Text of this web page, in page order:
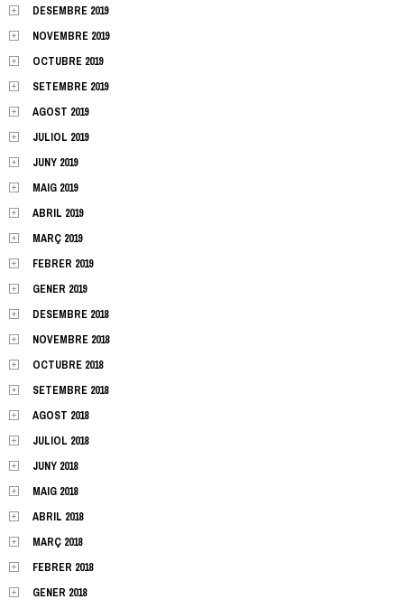
DESEMBRE 2019
NOVEMBRE 2019
OCTUBRE 2019
SETEMBRE 2019
AGOST 2019
JULIOL 2019
JUNY 2019
MAIG 2019
ABRIL 2019
MARÇ 2019
FEBRER 2019
GENER 2019
DESEMBRE 2018
NOVEMBRE 2018
OCTUBRE 2018
SETEMBRE 2018
AGOST 2018
JULIOL 2018
JUNY 2018
MAIG 2018
ABRIL 2018
MARÇ 2018
FEBRER 2018
GENER 2018